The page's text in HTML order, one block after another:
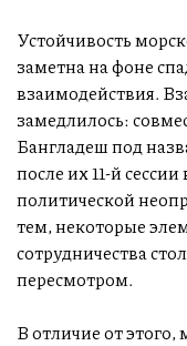
Устойчивость
заметна на фоне
взаимодействия.
замедлилось:
Бангладеш под
после их 11-й
политической
тем, некоторые
сотрудничества
пересмотром.
В отличие от